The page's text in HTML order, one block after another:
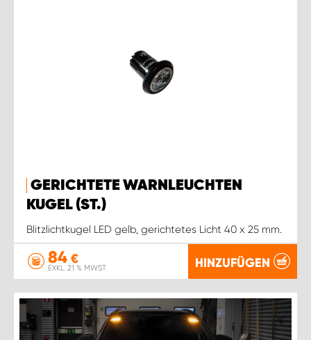
GERICHTETE WARNLEUCHTEN
KUGEL (ST.)
Blitzlichtkugel LED gelb, gerichtetes Licht 40 x 25 mm.
84 €
EXKL. 21 % MWST. HINZUFÜGEN